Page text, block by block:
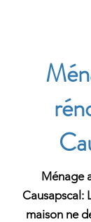
Ménage
Causapscal:
maison ne